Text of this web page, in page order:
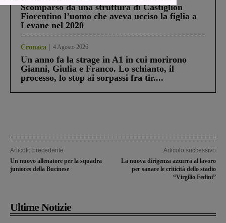
Scomparso da una struttura di Castiglion
Fiorentino l’uomo che aveva ucciso la figlia a
Levane nel 2020
Cronaca 4 Agosto 2026
Un anno fa la strage in A1 in cui morirono
Gianni, Giulia e Franco. Lo schianto, il
processo, lo stop ai sorpassi fra tir....
Articolo precedente
Un nuovo allenatore per la squadra
juniores della Bucinese
Articolo successivo
La nuova dirigenza azzurra al lavoro
per sanare le criticità dello stadio
“Virgilio Fedini”
Ultime Notizie